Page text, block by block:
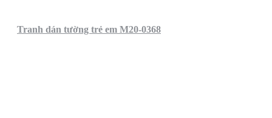
Tranh dán tường trẻ em M20-0368